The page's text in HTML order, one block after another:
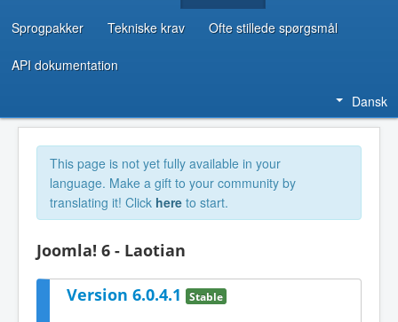
Sprogpakker Tekniske krav Ofte stillede spørgsmål
API dokumentation
Dansk
This page is not yet fully available in your
language. Make a gift to your community by
translating it! Click here to start.
Joomla! 6 - Laotian
Version 6.0.4.1 Stable